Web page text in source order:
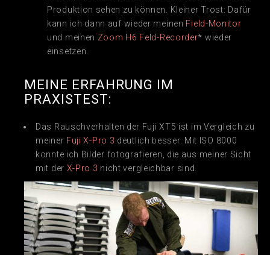
Produktion sehen zu können. Kleiner Trost: Dafür
kann ich dann auf wieder meinen Field-Monitor
und meinen Zoom H6 Feld-Recorder* wieder
einsetzen.
MEINE ERFAHRUNG IM
PRAXISTEST:
Das Rauschverhalten der Fuji XT5 ist im Vergleich zu
meiner Fuji X-Pro 3 deutlich besser. Mit ISO 8000
konnte ich Bilder fotografieren, die aus meiner Sicht
mit der X-Pro 3 nicht vergleichbar sind.